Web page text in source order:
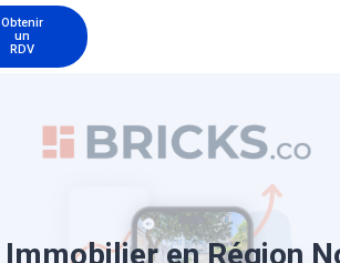
Obtenir
un
RDV
en Région